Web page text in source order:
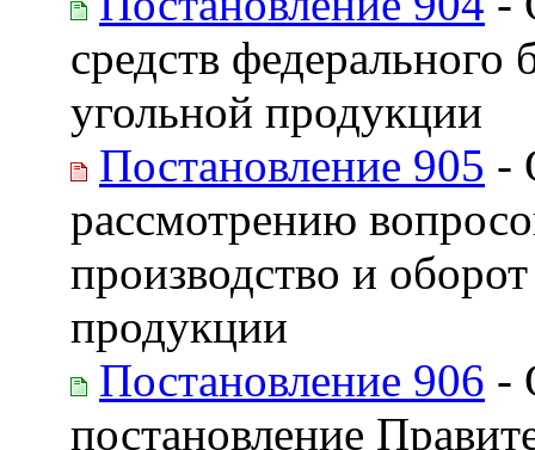
средств
угольной продукции
Постановление 905 -
рассмотрению
производство и
продукции
Постановление 906 -
постановление